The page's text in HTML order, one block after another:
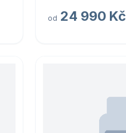
od 24 990 Kč